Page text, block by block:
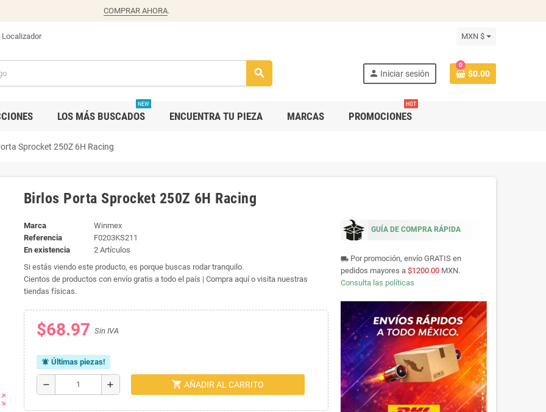
COMPRAR AHORA.
Localizador MXN $
search person Iniciar sesión
0
$0.00
LOS MÁS BUSCADOS
NEW
ENCUENTRA TU PIEZA MARCAS PROMOCIONES
HOT
Sprocket 250Z 6H Racing
Birlos Porta Sprocket 250Z 6H Racing
Marca
Winmex
Referencia
F0203KS211
En existencia
2 Artículos
Si estás viendo este producto, es porque buscas rodar tranquilo.
Cientos de productos con envío gratis a todo el país | Compra aquí o visita nuestras
tiendas físicas.
$68.97 Sin IVA
notifications_active Últimas piezas!
remove add shopping_cart AÑADIR AL CARRITO
GUÍA DE COMPRA RÁPIDA
local_shippingPor promoción, envío GRATIS en
pedidos mayores a $1200.00MXN.
Consulta las políticas